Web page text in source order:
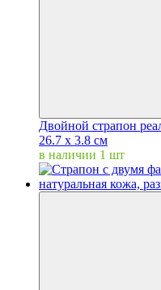
Двойной страпон
26.7 х 3.8 см
в наличии 1 шт